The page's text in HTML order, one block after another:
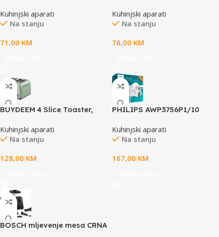
Kuhinjski aparati
Na stanju
71,00 KM
pack)
Kuhinjski aparati
Na stanju
76,00 KM
BUYDEEM 4 Slice Toaster,
Greenish, EU
Kuhinjski aparati
Na stanju
128,00 KM
PHILIPS AWP3756P1/10
Ultrafiltracija 99%, Digitalni
Timer, 4 stepena
Kuhinjski aparati
Na stanju
167,00 KM
BOSCH mljevenje mesa CRNA